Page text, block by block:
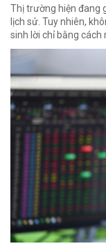
Thị trường hiện đang
lịch sử. Tuy nhiên,
sinh lời chỉ bằng cách